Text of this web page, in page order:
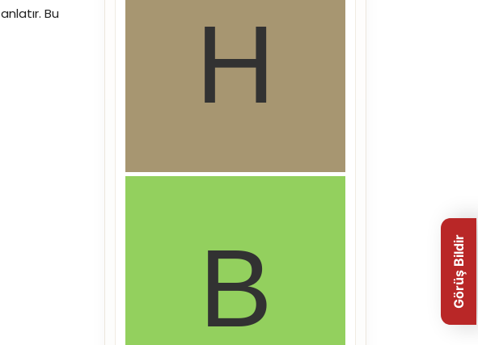
anlatır. Bu
Görüş Bildir